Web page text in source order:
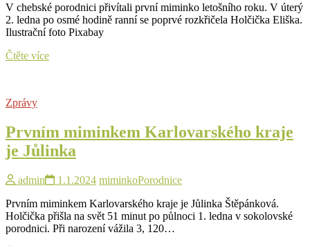
V chebské porodnici přivítali první miminko letošního roku. V úterý
2. ledna po osmé hodině ranní se poprvé rozkřičela Holčička Eliška.
Ilustrační foto Pixabay
Čtěte víceV
letošního
roku
Zprávy
Prvním miminkem Karlovarského kraje
je Jůlinka
admin 1.1.2024 miminkoPorodnice
Prvním miminkem Karlovarského kraje je Jůlinka Štěpánková.
Holčička přišla na svět 51 minut po půlnoci 1. ledna v sokolovské
porodnici. Při narození vážila 3, 120…